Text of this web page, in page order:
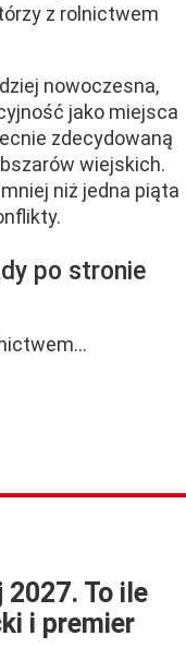
z rolnictwem
nowoczesna,
jako miejsca
zdecydowaną
wiejskich.
niż jedna piąta
po stronie
To ile
i premier